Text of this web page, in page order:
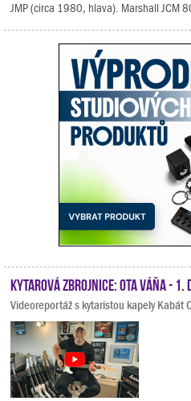
JMP (circa 1980, hlava). Marshall JCM
Kytarová zbrojnice: Ota Váňa - 1.
Videoreportáž s kytaristou kapely Kabát